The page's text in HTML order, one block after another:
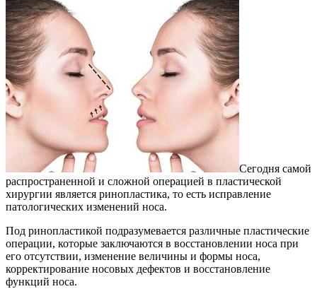
Сегодня самой
распространенной и сложной операцией в пластической
хирургии является ринопластика, то есть исправление
патологических изменений носа.
Под ринопластикой подразумевается различные пластические
операции, которые заключаются в восстановлении носа при
его отсутствии, изменение величины и формы носа,
корректирование носовых дефектов и восстановление
функций носа.